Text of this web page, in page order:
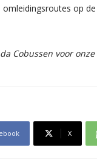
op
Cobussen voor
X